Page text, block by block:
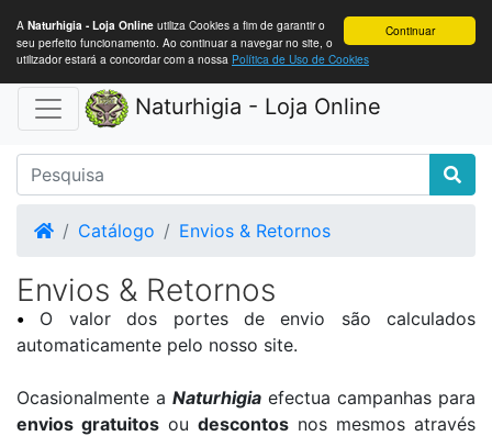
Continuar
A Naturhigia - Loja Online utiliza Cookies a fim de garantir o
seu perfeito funcionamento. Ao continuar a navegar no site, o
utilizador estará a concordar com a nossa Política de Uso de Cookies
Naturhigia - Loja Online
HomeCatálogo Envios & Retornos
Envios & Retornos
• O valor dos portes de envio são calculados
automaticamente pelo nosso site.
Ocasionalmente a Naturhigia efectua campanhas para
envios gratuitos ou descontos nos mesmos através